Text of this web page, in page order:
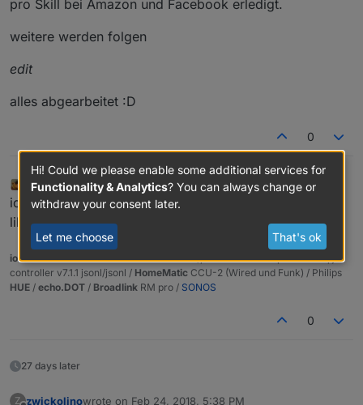
pro Skill bei Amazon und Facebook erledigt.
weitere werden folgen
edit
alles abgearbeitet :D
0
Offline
BBTownwrote on Jan 28, 2018, 9:35 PM
last edited byFeb 25, 2018, 2:06 PM
ich wußte bis eben nicht einmal dass man auf Github
liken kann 8-)
ioBrokerauf NUC (VM debian v13 (Trixie ), node v22.22.2 npm v10.9.4, js-
controller v7.1.1 jsonl/jsonl / HomeMatic CCU-2 (Wired und Funk) / Philips
HUE / echo.DOT / Broadlink RM pro / SONOS
0
27 days later
Z zwickolinowrote on Feb 24, 2018, 5:38 PM
Hi! Could we please enable some additional services for
Functionality & Analytics? You can always change or
withdraw your consent later.
Let me choose That's ok